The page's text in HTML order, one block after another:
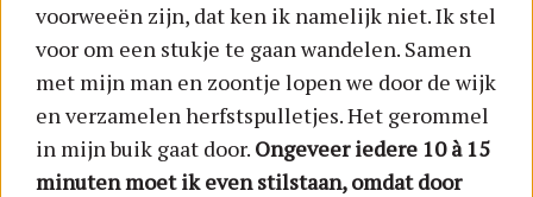
voorweeën zijn, dat ken ik namelijk niet. Ik stel
voor om een stukje te gaan wandelen. Samen
met mijn man en zoontje lopen we door de wijk
en verzamelen herfstspulletjes. Het gerommel
in mijn buik gaat door. Ongeveer iedere 10 à 15
minuten moet ik even stilstaan, omdat door